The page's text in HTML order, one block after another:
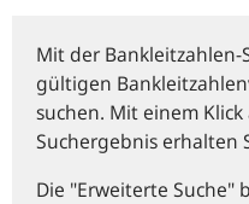
Mit der Bankleitzahlen-
gültigen
suchen. Mit einem
Suchergebnis erhalten
Die "Erweiterte